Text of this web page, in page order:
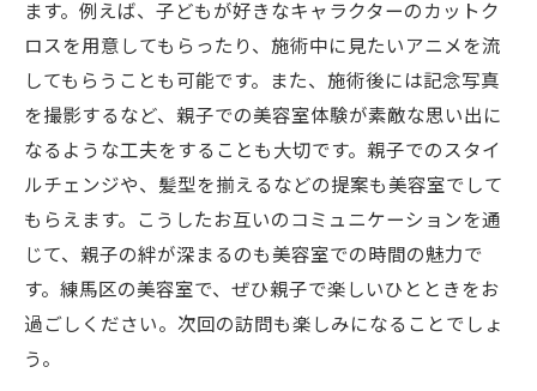
ます。例えば、子どもが好きなキャラクターのカットク
ロスを用意してもらったり、施術中に見たいアニメを流
してもらうことも可能です。また、施術後には記念写真
を撮影するなど、親子での美容室体験が素敵な思い出に
なるような工夫をすることも大切です。親子でのスタイ
ルチェンジや、髪型を揃えるなどの提案も美容室でして
もらえます。こうしたお互いのコミュニケーションを通
じて、親子の絆が深まるのも美容室での時間の魅力で
す。練馬区の美容室で、ぜひ親子で楽しいひとときをお
過ごしください。次回の訪問も楽しみになることでしょ
う。